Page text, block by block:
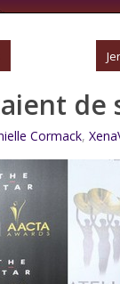
À
THE BOYS
KARL
de
Cormack,